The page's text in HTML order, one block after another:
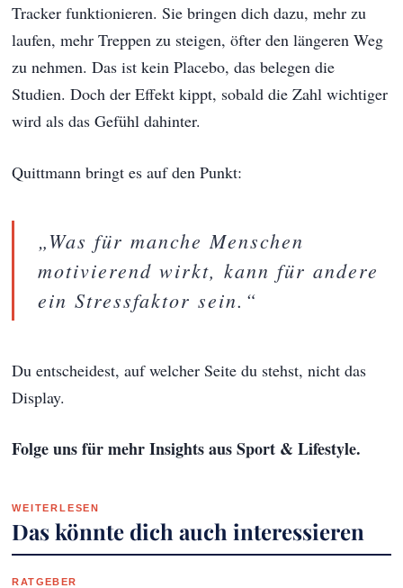
Tracker funktionieren. Sie bringen dich dazu, mehr zu
laufen, mehr Treppen zu steigen, öfter den längeren Weg
zu nehmen. Das ist kein Placebo, das belegen die
Studien. Doch der Effekt kippt, sobald die Zahl wichtiger
wird als das Gefühl dahinter.
Quittmann bringt es auf den Punkt:
„Was für manche Menschen
motivierend wirkt, kann für andere
ein Stressfaktor sein.“
Du entscheidest, auf welcher Seite du stehst, nicht das
Display.
Folge uns für mehr Insights aus Sport & Lifestyle.
WEITERLESEN
Das könnte dich auch interessieren
RATGEBER